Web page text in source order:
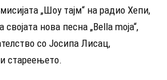
„Шоу тајм“ на радио Хепи,
нова песна „Bella moja“,
со Јосипа Лисац,
стареењето.